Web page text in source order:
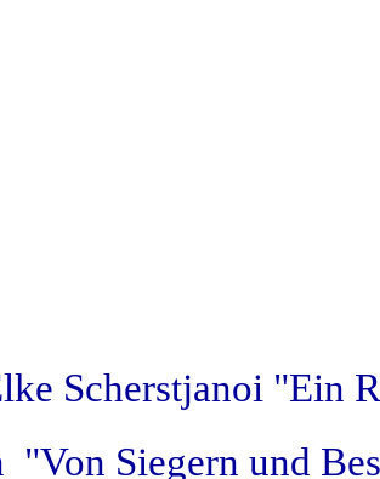
Scherstjanoi "Ein
"Von Siegern und